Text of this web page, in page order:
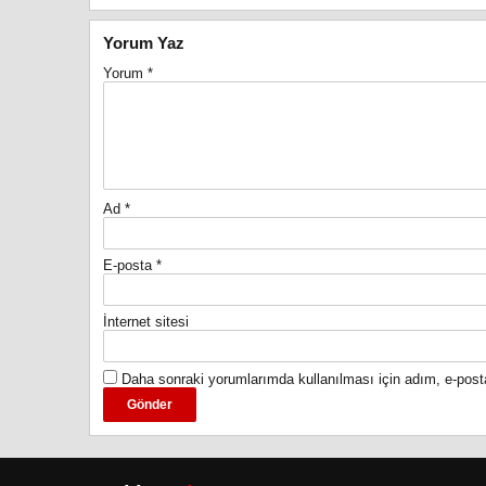
Yorum Yaz
Yorum *
Ad *
E-posta *
İnternet sitesi
Daha sonraki yorumlarımda kullanılması için adım, e-